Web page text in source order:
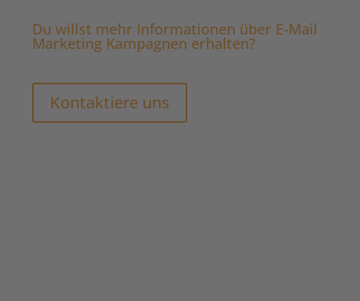
Du willst mehr Informationen über E-Mail
Marketing Kampagnen erhalten?
Kontaktiere uns